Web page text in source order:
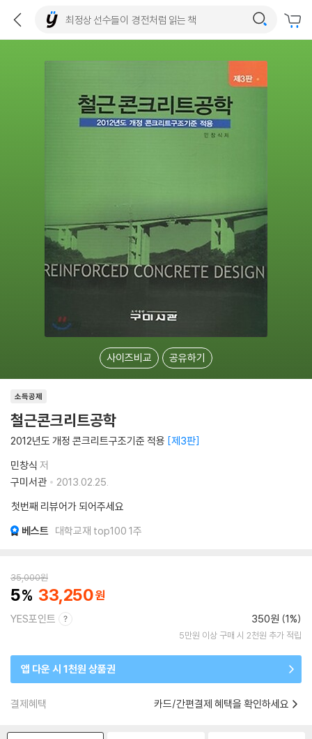
사이즈비교 공유하기
소득공제
철근콘크리트공학
2012년도 개정 콘크리트구조기준 적용 제3판
민창식 저
구미서관
2013.02.25.
첫번째 리뷰어가 되어주세요
베스트 대학교재 top100 1주
35,000원
5 33,250
YES포인트 350원 (1%)
5만원 이상 구매 시 2천원 추가 적립
앱 다운 시 1천원 상품권
결제혜택 카드/간편결제 혜택을 확인하세요